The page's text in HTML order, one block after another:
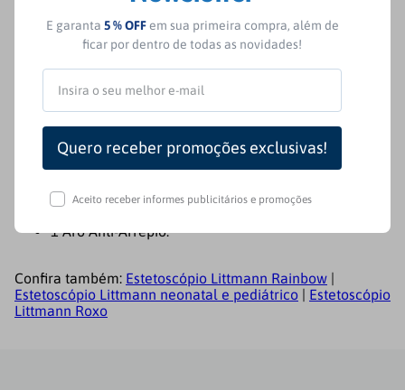
E garanta 5 % OFFem sua primeira compra, além de
ficar por dentro de todas as novidades!
Aceito receber informes publicitários e promoções
Por fim, o estetoscópio Littmann roxo é livre de látex de
Acompanha no Estetoscópio Littmann
1 Estetoscópio Littmann® Classic III™ com par de
1 Manual de Instruções;
1 Aro Anti-Arrepio.
Confira também: Estetoscópio Littmann Rainbow |
Estetoscópio Littmann neonatal e pediátrico | Estetoscópio
Littmann Roxo